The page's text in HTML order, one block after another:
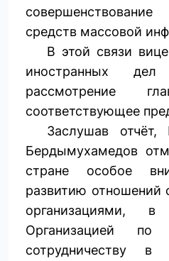
средств массовой
В этой связи
иностранных
рассмотрение
соответствующее
Заслушав отчёт,
Бердымухамедов
стране особое
развитию
Организацией по
сотрудничеству